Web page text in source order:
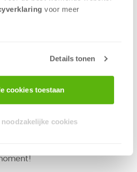
voor meer
Details tonen
cookies toestaan
noodzakelijke cookies
wat als de blokken letterlijk uit
Het enige waar je op kunt
te laten vallen?
| 45 minuten